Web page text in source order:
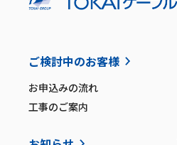
ご検討中のお客様
お申込みの流れ
工事のご案内